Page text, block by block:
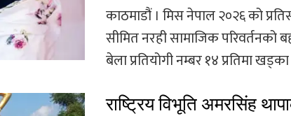
काठमाडौं । मिस नेपाल २०२६ को
सीमित नरही सामाजिक परिवर्तनको
बेला प्रतियोगी नम्बर १४ प्रतिमा
राष्ट्रिय विभूति अमरसिंह